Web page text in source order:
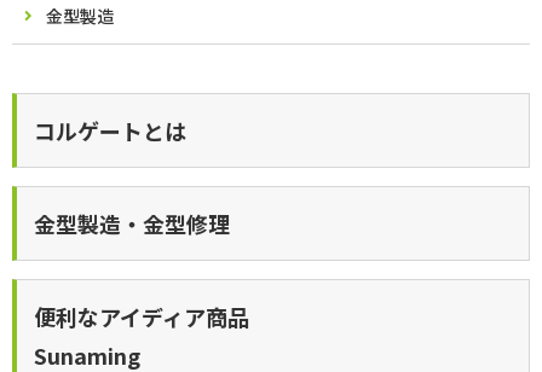
金型製造
コルゲートとは
金型製造・金型修理
便利なアイディア商品
Sunaming